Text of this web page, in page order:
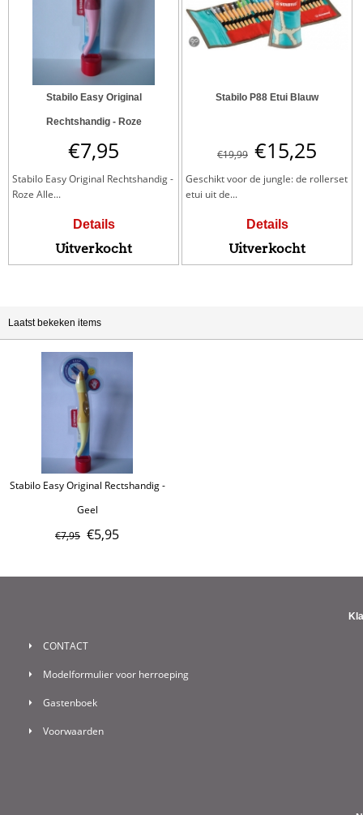
Stabilo Easy Original
Rechtshandig - Roze
€7,95
Stabilo Easy Original Rechtshandig -
Roze Alle...
Details
Uitverkocht
Stabilo P88 Etui Blauw
€19,99 €15,25
Geschikt voor de jungle: de rollerset
etui uit de...
Details
Uitverkocht
Laatst bekeken items
Stabilo Easy Original Rectshandig -
Geel
€7,95 €5,95
CONTACT
Modelformulier voor herroeping
Gastenboek
Voorwaarden